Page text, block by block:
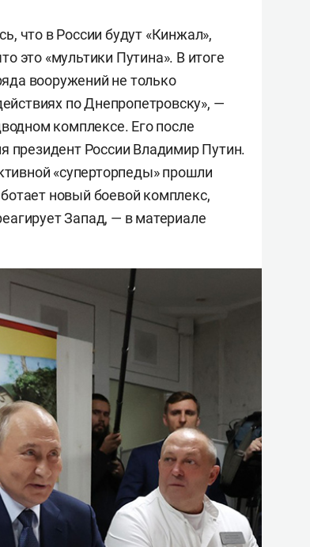
что в России будут «Кинжал»,
это «мультики Путина». В итоге
вооружений не только
по Днепропетровску», —
комплексе. Его после
президент России Владимир Путин.
«суперторпеды» прошли
новый боевой комплекс,
Запад, — в материале